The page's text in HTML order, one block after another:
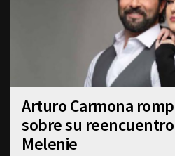
Arturo Carmona
sobre su
Melenie